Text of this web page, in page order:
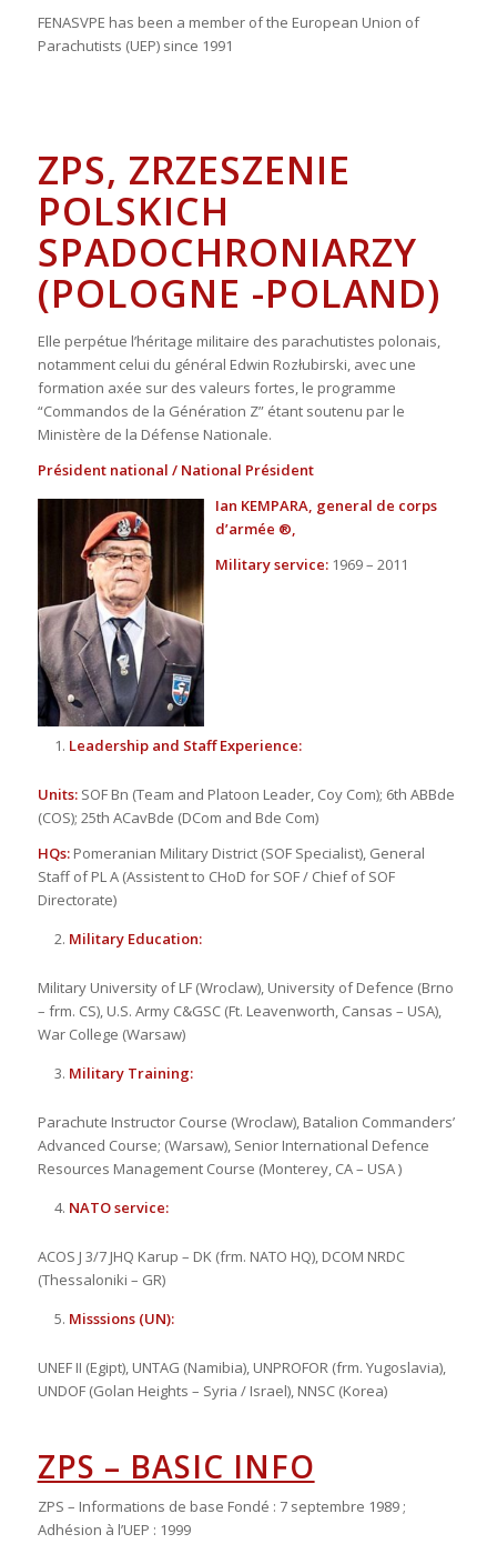
FENASVPE has been a member of the European Union of
Parachutists (UEP) since 1991
ZPS, ZRZESZENIE
POLSKICH
SPADOCHRONIARZY
(POLOGNE -POLAND)
Elle perpétue l’héritage militaire des parachutistes polonais,
notamment celui du général Edwin Rozłubirski, avec une
formation axée sur des valeurs fortes, le programme
“Commandos de la Génération Z” étant soutenu par le
Ministère de la Défense Nationale.
Président national / National Président
Ian KEMPARA, general de corps
d’armée ®,
Military service: 1969 – 2011
Leadership and Staff Experience:
Units: SOF Bn (Team and Platoon Leader, Coy Com); 6th ABBde
(COS); 25th ACavBde (DCom and Bde Com)
HQs: Pomeranian Military District (SOF Specialist), General
Staff of PL A (Assistent to CHoD for SOF / Chief of SOF
Directorate)
Military Education:
Military University of LF (Wroclaw), University of Defence (Brno
– frm. CS), U.S. Army C&GSC (Ft. Leavenworth, Cansas – USA),
War College (Warsaw)
Military Training:
Parachute Instructor Course (Wroclaw), Batalion Commanders’
Advanced Course; (Warsaw), Senior International Defence
Resources Management Course (Monterey, CA – USA )
NATO service:
ACOS J 3/7 JHQ Karup – DK (frm. NATO HQ), DCOM NRDC
(Thessaloniki – GR)
Misssions (UN):
UNEF II (Egipt), UNTAG (Namibia), UNPROFOR (frm. Yugoslavia),
UNDOF (Golan Heights – Syria / Israel), NNSC (Korea)
ZPS – BASIC INFO
ZPS – Informations de base Fondé : 7 septembre 1989 ;
Adhésion à l’UEP : 1999